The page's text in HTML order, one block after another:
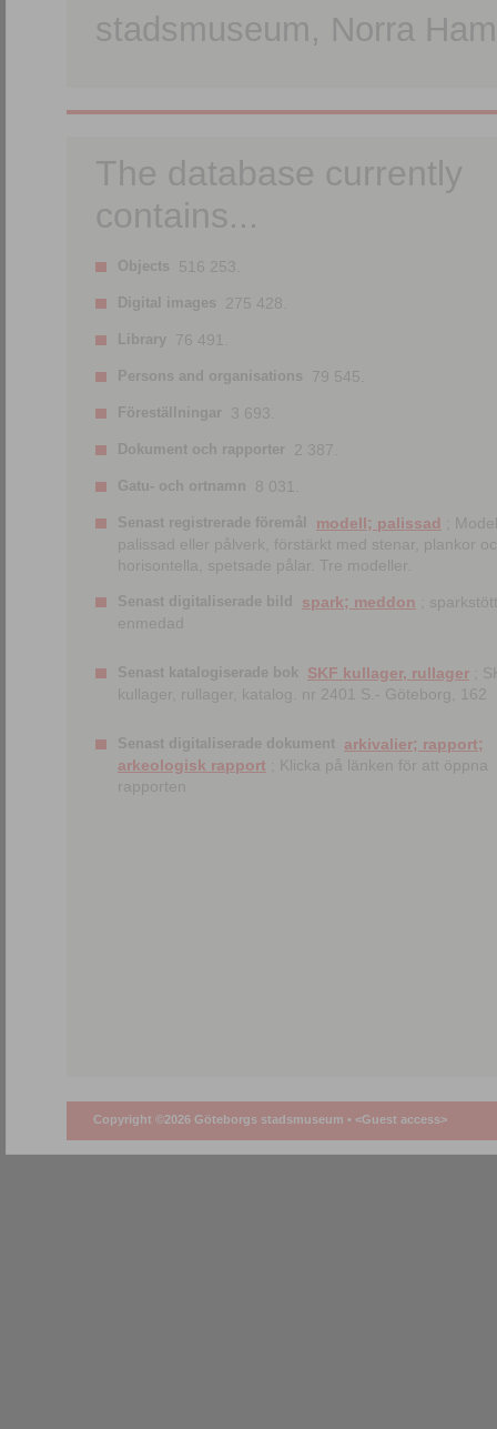
stadsmuseum, Norra
The database currently
contains...
Objects 516 253.
Digital images 275 428.
Library 76 491.
Persons and organisations 79 545.
Föreställningar 3 693.
Dokument och rapporter 2 387.
Gatu- och ortnamn 8 031.
Senast registrerade föremål modell; palissad
;
palissad eller pålverk, förstärkt med stenar, plankor
horisontella, spetsade pålar. Tre modeller.
Senast digitaliserade bild spark; meddon ;
enmedad
Senast katalogiserade bok SKF kullager, rullager ;
kullager, rullager, katalog. nr 2401 S.- Göteborg, 162
Senast digitaliserade dokument arkivalier; rapport;
arkeologisk rapport ; Klicka på länken för att öppna
rapporten
Copyright ©2026 Göteborgs stadsmuseum • <Guest access>